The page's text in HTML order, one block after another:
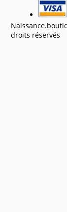
droits réservés